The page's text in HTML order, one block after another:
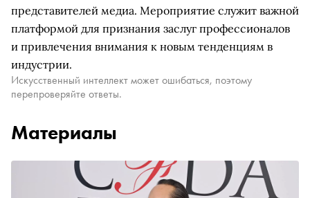
представителей медиа. Мероприятие служит важной
платформой для признания заслуг профессионалов
и привлечения внимания к новым тенденциям в
индустрии.
Искусственный интеллект может ошибаться, поэтому
перепроверяйте ответы.
Материалы